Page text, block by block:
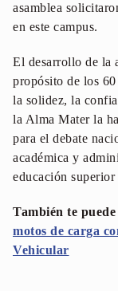
asamblea
en este campus.
El desarrollo de la
propósito de los 60
la solidez, la
la Alma Mater la
para el debate
académica y
educación
También te
motos de carga
Vehicular